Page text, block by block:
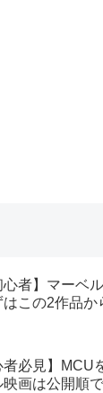
心者】マーベ
はこの2作品か
者必見】MCU
映画は公開順で